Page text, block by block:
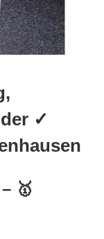
✓
🥇